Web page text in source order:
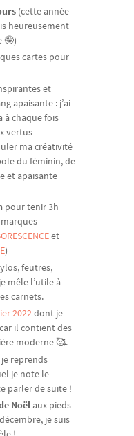
(cette année
heureusement
🤪)
cartes pour
et
apaisante : j’ai
à chaque fois
vertus
ma créativité
du féminin, de
et apaisante
pour tenir 3h
et
)
feutres,
mêle l’utile à
carnets.
2022dont je
il contient des
moderne 🥰.
reprends
je note le
parler de suite !
Noël aux pieds
je suis